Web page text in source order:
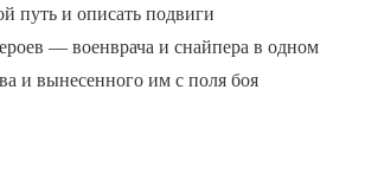
путь и описать подвиги
— военврача и снайпера в одном
и вынесенного им с поля боя